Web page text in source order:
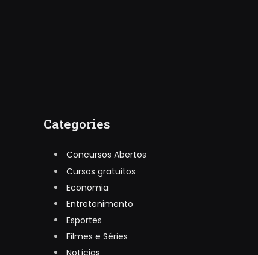
Categories
Concursos Abertos
Cursos gratuitos
Economia
Entretenimento
Esportes
Filmes e Séries